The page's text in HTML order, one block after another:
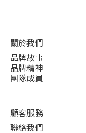
關於我們
品牌故事
品牌精神
團隊成員
顧客服務
聯絡我們